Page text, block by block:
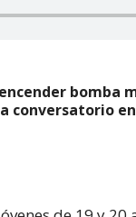
bomba
conversatorio